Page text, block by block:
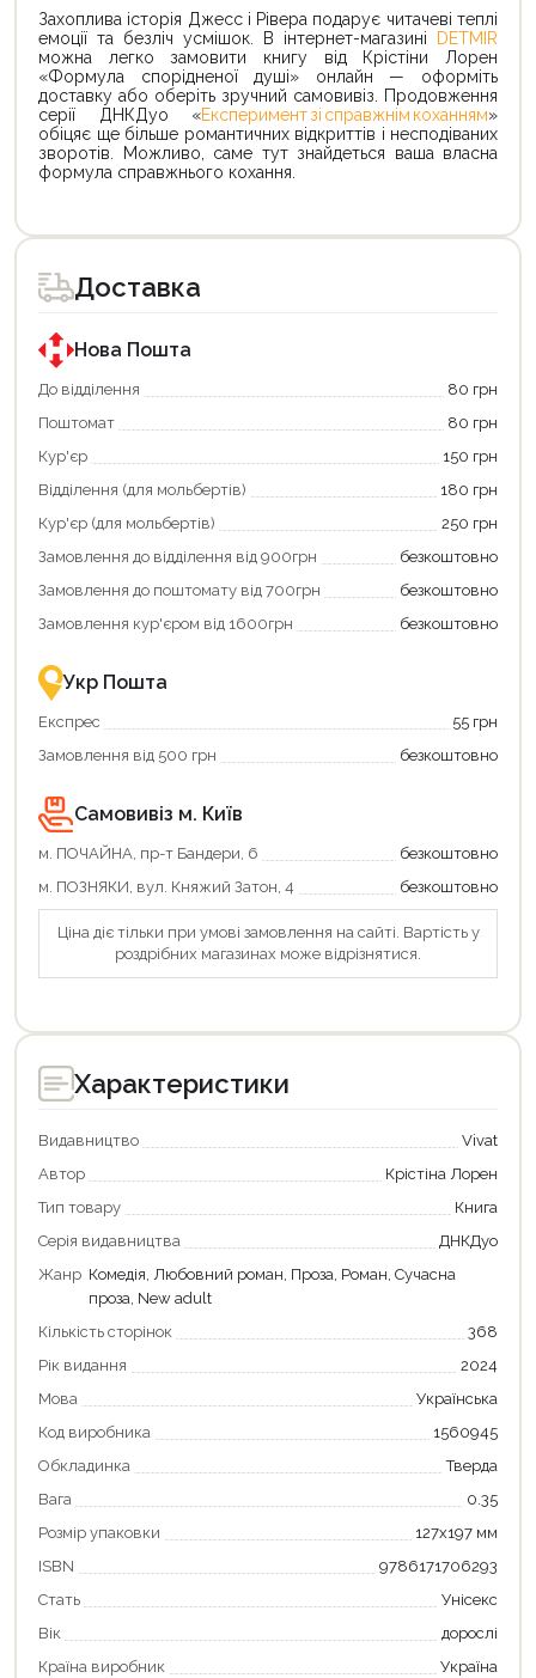
Захоплива історія Джесс і Рівера подарує читачеві теплі
емоції та безліч усмішок. В інтернет-магазині
DETMIR
можна легко замовити книгу від Крістіни Лорен
«Формула спорідненої душі» онлайн — оформіть
доставку або оберіть зручний самовивіз. Продовження
серії ДНКДуо «Експеримент зі справжнім коханням»
обіцяє ще більше романтичних відкриттів і несподіваних
зворотів. Можливо, саме тут знайдеться ваша власна
формула справжнього кохання.
Доставка
Нова Пошта
До відділення
80 грн
Поштомат
80 грн
Кур'єр
150 грн
Відділення (для мольбертів)
180 грн
Кур'єр (для мольбертів)
250 грн
Замовлення до відділення від 900грн
безкоштовно
Замовлення до поштомату від 700грн
безкоштовно
Замовлення кур'єром від 1600грн
безкоштовно
Укр Пошта
Експрес
55 грн
Замовлення від 500 грн
безкоштовно
Самовивіз м. Київ
м. ПОЧАЙНА, пр-т Бандери, 6
безкоштовно
м. ПОЗНЯКИ, вул. Княжий Затон, 4
безкоштовно
Ціна діє тільки при умові замовлення на сайті. Вартість у
роздрібних магазинах може відрізнятися.
Характеристики
Видавництво
Vivat
Автор
Крістіна Лорен
Тип товару
Книга
Серія видавництва
ДНКДуо
Жанр Комедія, Любовний роман, Проза, Роман, Сучасна
проза, New adult
Кількість сторінок
368
Рік видання
2024
Мова
Українська
Код виробника
1560945
Обкладинка
Тверда
Вага
0.35
Розмір упаковки
127х197 мм
ISBN
9786171706293
Стать
Унісекс
Вік
дорослі
Країна виробник
Україна
Продовжити покупки